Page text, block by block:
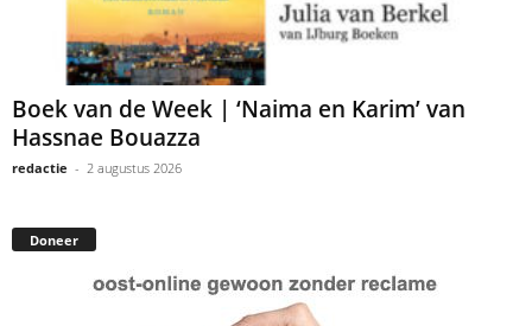
Boek van de Week | ‘Naima en Karim’ van
Hassnae Bouazza
redactie - 2 augustus 2026
Doneer